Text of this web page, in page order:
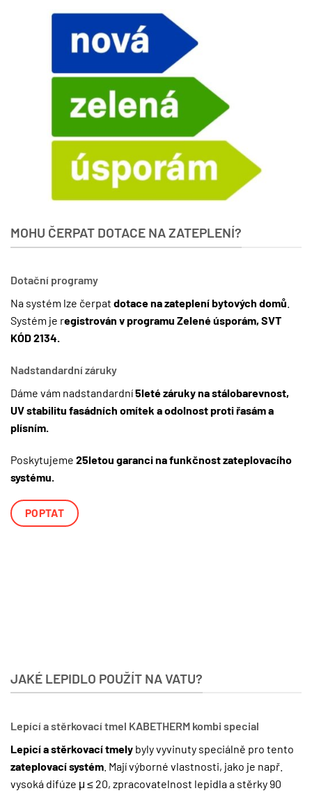
MOHU ČERPAT DOTACE NA ZATEPLENÍ?
Dotační programy
Na systém lze čerpat dotace na zateplení bytových domů
Systém je registrován v programu Zelené úsporám, SVT
KÓD 2134.
Nadstandardní záruky
Dáme vám nadstandardní5leté záruky na stálobarevnost,
UV stabilitu fasádních omítek a odolnost proti řasám a
plísním.
Poskytujeme 25letou garanci na funkčnostzateplovacího
systému.
POPTAT
JAKÉ LEPIDLO POUŽÍT NA VATU?
Lepící a stěrkovací tmel KABETHERM kombi special
Lepicí a stěrkovací tmely byly vyvinuty speciálně pro tento
zateplovací systém . Mají výborné vlastnosti, jako je např.
vysoká difúze μ ≤ 20, zpracovatelnost lepidla a stěrky 90